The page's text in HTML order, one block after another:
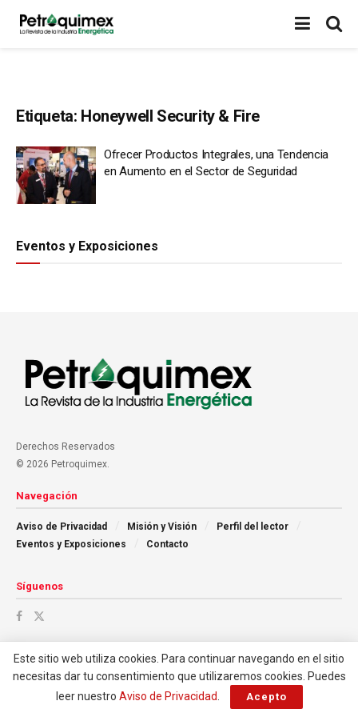
Etiqueta: Honeywell Security & Fire
Ofrecer Productos Integrales, una Tendencia
en Aumento en el Sector de Seguridad
Eventos y Exposiciones
Derechos Reservados
© 2026 Petroquimex.
Navegación
Aviso de Privacidad Misión y Visión
Perfil del lector
Eventos y Exposiciones
Contacto
Síguenos
Este sitio web utiliza cookies. Para continuar navegando en el sitio
necesitas dar tu consentimiento que utilizaremos cookies. Puedes
leer nuestro Aviso de Privacidad Acepto